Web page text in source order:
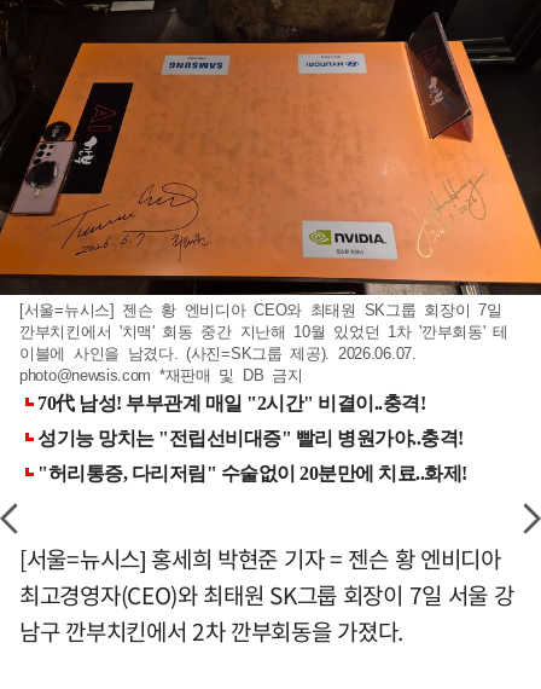
[서울=뉴시스] 젠슨 황 엔비디아 CEO와 최태원 SK그룹 회장이 7일
깐부치킨에서 '치맥' 회동 중간 지난해 10월 있었던 1차 '깐부회동' 테
이블에 사인을 남겼다. (사진=SK그룹 제공). 2026.06.07.
photo@newsis.com *재판매 및 DB 금지
[서울=뉴시스] 홍세희 박현준 기자 = 젠슨 황 엔비디아
최고경영자(CEO)와 최태원 SK그룹 회장이 7일 서울 강
남구 깐부치킨에서 2차 깐부회동을 가졌다.